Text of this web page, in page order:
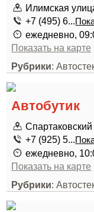
Илимская
+7 (495) 6...
ежедневно,
Показать на карте
Рубрики:
Автобутик
+7 (925) 5...
ежедневно,
Показать на карте
Рубрики: